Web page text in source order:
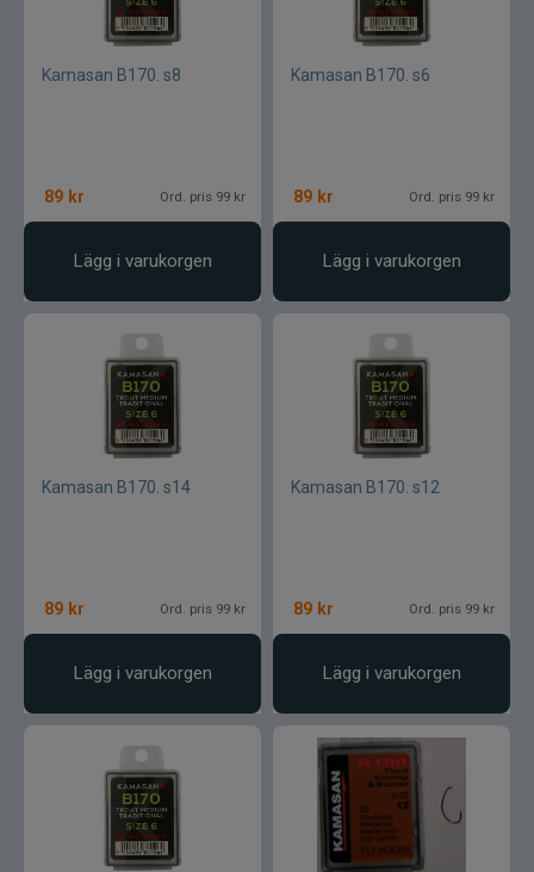
Kamasan B170. s8
89 kr Ord. pris 99 kr
Lägg i varukorgen
Kamasan B170. s6
89 kr Ord. pris 99 kr
Lägg i varukorgen
Kamasan B170. s14
89 kr Ord. pris 99 kr
Lägg i varukorgen
Kamasan B170. s12
89 kr Ord. pris 99 kr
Lägg i varukorgen